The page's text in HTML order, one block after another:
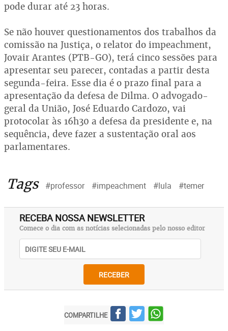
pode durar até 23 horas.
Se não houver questionamentos dos trabalhos da
comissão na Justiça, o relator do impeachment,
Jovair Arantes (PTB-GO), terá cinco sessões para
apresentar seu parecer, contadas a partir desta
segunda-feira. Esse dia é o prazo final para a
apresentação da defesa de Dilma. O advogado-
geral da União, José Eduardo Cardozo, vai
protocolar às 16h30 a defesa da presidente e, na
sequência, deve fazer a sustentação oral aos
parlamentares.
Tags #professor #impeachment #lula #temer
RECEBA NOSSA NEWSLETTER
Comece o dia com as notícias selecionadas pelo nosso editor
RECEBER
COMPARTILHE